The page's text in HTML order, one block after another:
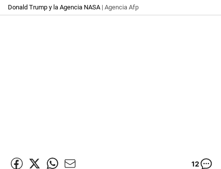
Donald Trump y la Agencia NASA| Agencia Afp
12